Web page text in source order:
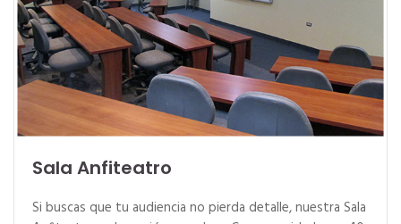
Sala Anfiteatro
Si buscas que tu audiencia no pierda detalle, nuestra Sala